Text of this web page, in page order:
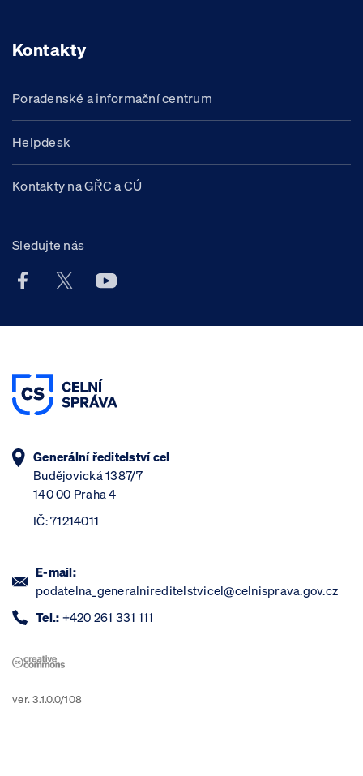
Kontakty
Poradenské a informační centrum
Helpdesk
Kontakty na GŘC a CÚ
Sledujte nás
Facebook účet Celní správy ČR
X účet Celní správy ČR
Youtube účet Celní správy ČR
Generální ředitelství cel
Budějovická 1387/7
140 00 Praha 4
IČ: 71214011
E-mail:
podatelna_generalnireditelstvicel@celnisprava.gov.cz
Tel.: +420 261 331 111
ver. 3.1.0.0/108